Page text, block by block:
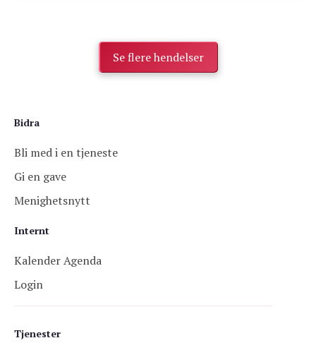
Se flere hendelser
Tjenester
Bidra
Bli med i en tjeneste
Gi en gave
Menighetsnytt
Internt
Kalender Agenda
Login